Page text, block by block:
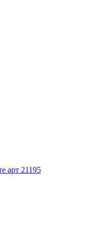
арт 21195